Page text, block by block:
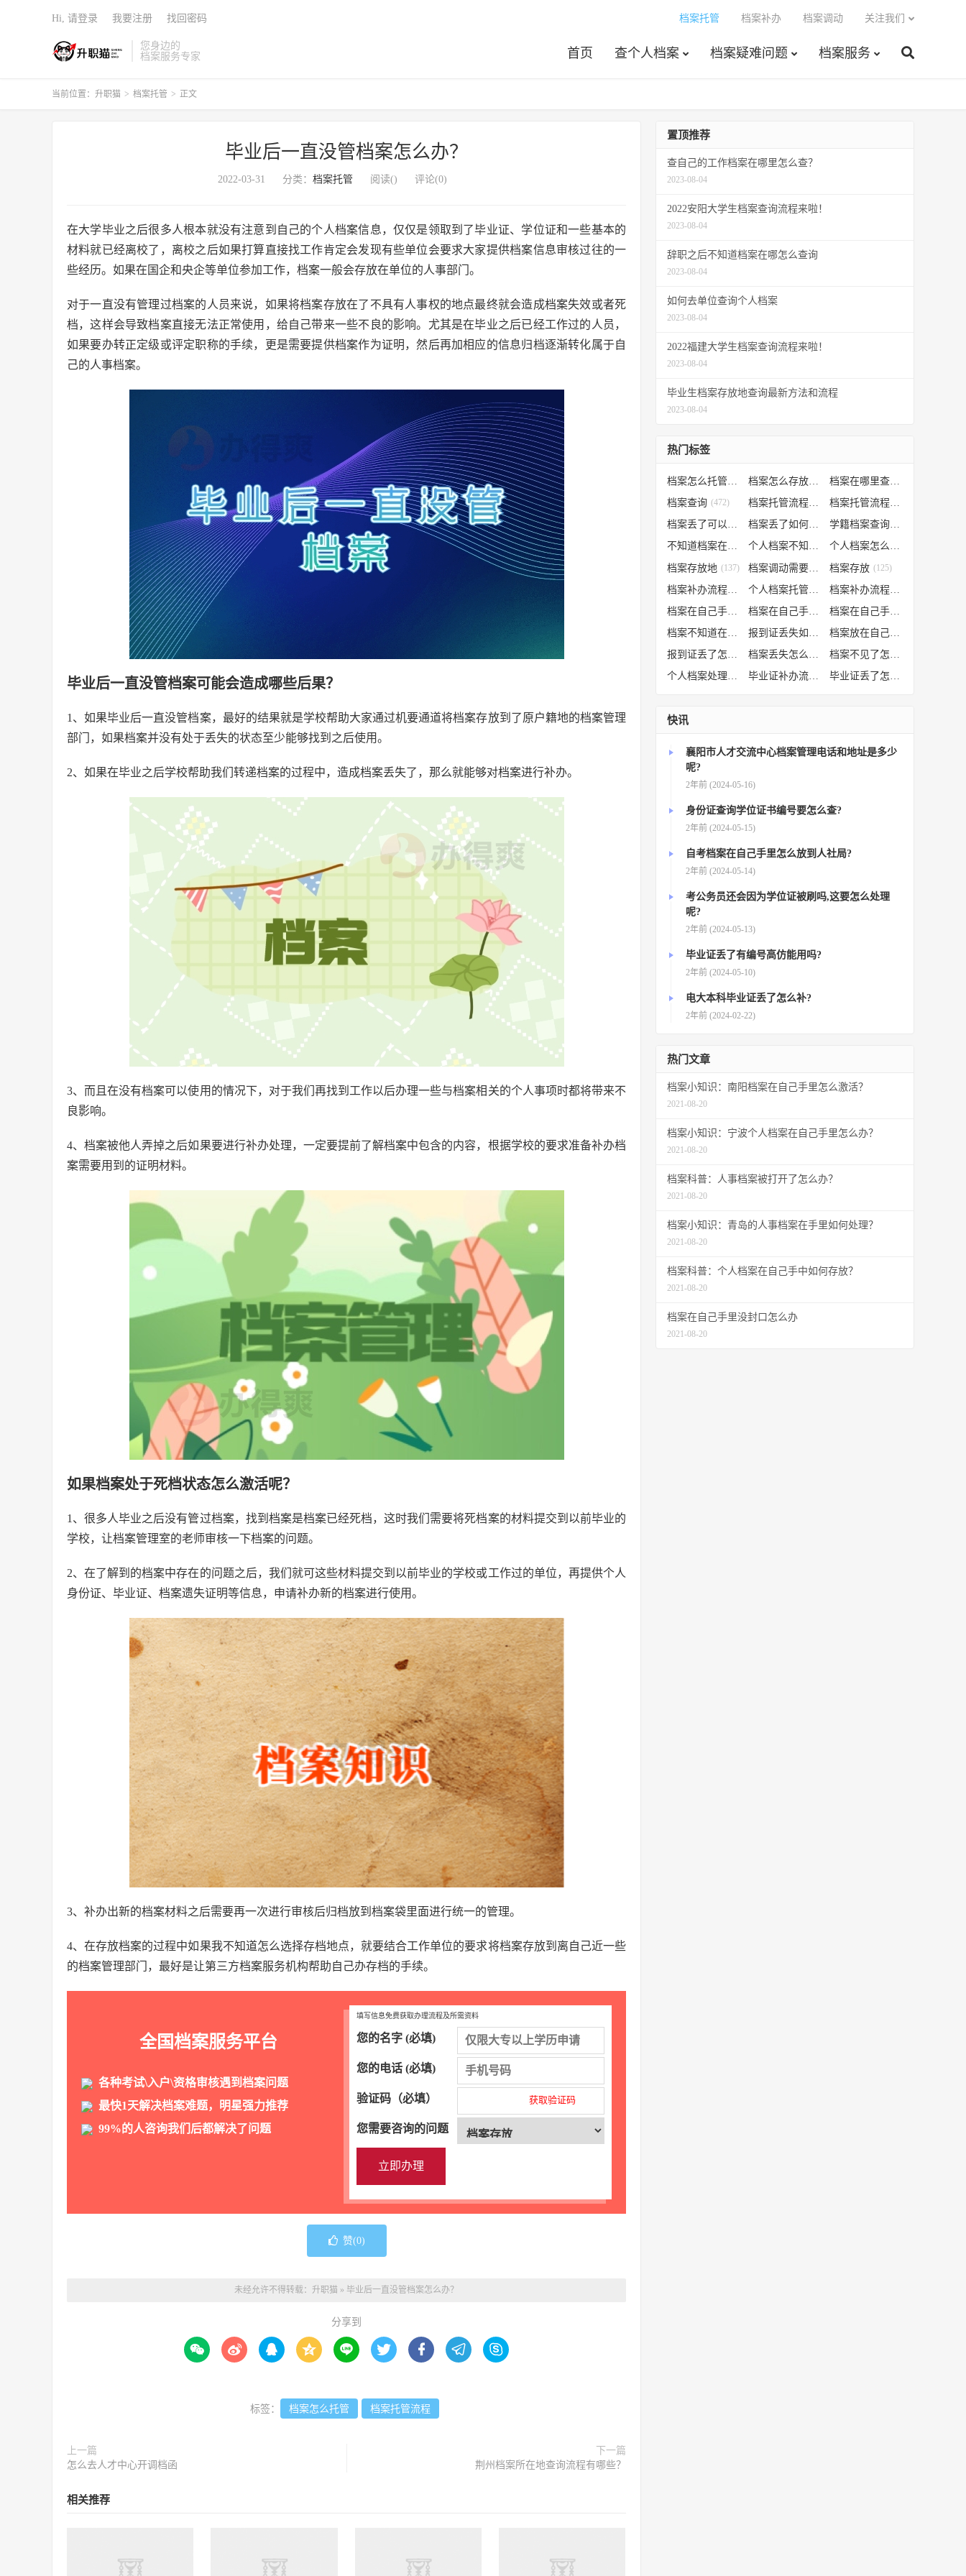
您身边的
档案服务专家
首页 查个人档案 档案疑难问题 档案服务
档案托管 档案补办 档案调动 关注我们
Hi, 请登录 我要注册 找回密码
当前位置： 升职猫 > 档案托管 > 正文
毕业后一直没管档案怎么办？
2022-03-31 分类： 档案托管 阅读() 评论(0)
在大学毕业之后很多人根本就没有注意到自己的个人档案信息，仅仅是领取到了毕业证、学位证和一些基本的
材料就已经离校了，离校之后如果打算直接找工作肯定会发现有些单位会要求大家提供档案信息审核过往的一
些经历。如果在国企和央企等单位参加工作，档案一般会存放在单位的人事部门。
对于一直没有管理过档案的人员来说，如果将档案存放在了不具有人事权的地点最终就会造成档案失效或者死
档，这样会导致档案直接无法正常使用，给自己带来一些不良的影响。尤其是在毕业之后已经工作过的人员，
如果要办转正定级或评定职称的手续，更是需要提供档案作为证明，然后再加相应的信息归档逐渐转化属于自
己的人事档案。
毕业后一直没管档案可能会造成哪些后果？
1、如果毕业后一直没管档案，最好的结果就是学校帮助大家通过机要通道将档案存放到了原户籍地的档案管理
部门，如果档案并没有处于丢失的状态至少能够找到之后使用。
2、如果在毕业之后学校帮助我们转递档案的过程中，造成档案丢失了，那么就能够对档案进行补办。
3、而且在没有档案可以使用的情况下，对于我们再找到工作以后办理一些与档案相关的个人事项时都将带来不
良影响。
4、档案被他人弄掉之后如果要进行补办处理，一定要提前了解档案中包含的内容，根据学校的要求准备补办档
案需要用到的证明材料。
如果档案处于死档状态怎么激活呢？
1、很多人毕业之后没有管过档案，找到档案是档案已经死档，这时我们需要将死档案的材料提交到以前毕业的
学校，让档案管理室的老师审核一下档案的问题。
2、在了解到的档案中存在的问题之后，我们就可这些材料提交到以前毕业的学校或工作过的单位，再提供个人
身份证、毕业证、档案遗失证明等信息，申请补办新的档案进行使用。
3、补办出新的档案材料之后需要再一次进行审核后归档放到档案袋里面进行统一的管理。
4、在存放档案的过程中如果我不知道怎么选择存档地点，就要结合工作单位的要求将档案存放到离自己近一些
的档案管理部门，最好是让第三方档案服务机构帮助自己办存档的手续。
全国档案服务平台
各种考试\入户\资格审核遇到档案问题
最快1天解决档案难题，明星强力推荐
99%的人咨询我们后都解决了问题
填写信息免费获取办理流程及所需资料
您的名字 (必填)
您的电话 (必填)
验证码（必填） 获取验证码
您需要咨询的问题
赞(0)
未经允许不得转载： 升职猫 » 毕业后一直没管档案怎么办？
分享到
        
标签： 档案怎么托管 档案托管流程
上一篇
怎么去人才中心开调档函
下一篇
荆州档案所在地查询流程有哪些？
相关推荐
置顶推荐
查自己的工作档案在哪里怎么查？
2023-08-04
2022安阳大学生档案查询流程来啦！
2023-08-04
辞职之后不知道档案在哪怎么查询
2023-08-04
如何去单位查询个人档案
2023-08-04
2022福建大学生档案查询流程来啦！
2023-08-04
毕业生档案存放地查询最新方法和流程
2023-08-04
热门标签
档案怎么托管(807) 档案怎么存放到人才市场 (535) 档案在哪里查询
档案查询 (472) 档案托管流程(454) 档案托管流程
档案丢了可以补办吗 (371) 档案丢了如何补办 (301) 学籍档案查询
不知道档案在哪里 (240) 个人档案不知道在哪儿 (191) 个人档案怎么调动
档案存放地 (137) 档案调动需要什么手续 (130)
档案存放 (125)
(106) (102) 档案补办流程
(85) 档案在自己手里 (66) 档案在自己手里怎么处理
档案不知道在哪怎么办 (62) 报到证丢失如何补办 (54) 档案放在自己手上
报到证丢了怎么补办 (52) 档案丢失怎么补办 (51) 档案不见了怎么补办
个人档案处理方法 (38) 毕业证补办流程 (36) 毕业证丢了怎么办
快讯
襄阳市人才交流中心档案管理电话和地址是多少
呢?
2年前 (2024-05-16)
身份证查询学位证书编号要怎么查?
2年前 (2024-05-15)
自考档案在自己手里怎么放到人社局?
2年前 (2024-05-14)
考公务员还会因为学位证被刷吗,这要怎么处理
呢?
2年前 (2024-05-13)
毕业证丢了有编号高仿能用吗?
2年前 (2024-05-10)
电大本科毕业证丢了怎么补?
2年前 (2024-02-22)
热门文章
档案小知识：南阳档案在自己手里怎么激活？
2021-08-20
档案小知识：宁波个人档案在自己手里怎么办？
2021-08-20
档案科普：人事档案被打开了怎么办？
2021-08-20
档案小知识：青岛的人事档案在手里如何处理？
2021-08-20
档案科普：个人档案在自己手中如何存放？
2021-08-20
档案在自己手里没封口怎么办
2021-08-20